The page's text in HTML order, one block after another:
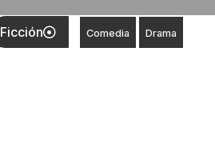
Ficción Comedia Drama